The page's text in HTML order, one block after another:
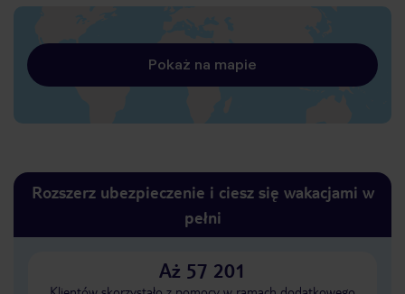
Pokaż na mapie
Rozszerz ubezpieczenie i ciesz się wakacjami w
pełni
Aż 57 201